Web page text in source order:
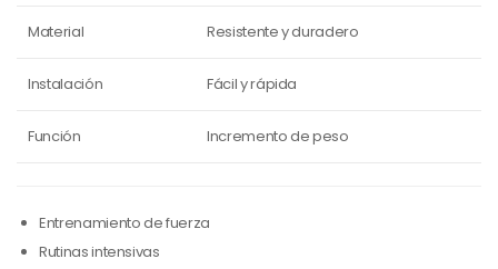
Material Resistente y duradero
Instalación Fácil y rápida
Función Incremento de peso
Entrenamiento de fuerza
Rutinas intensivas